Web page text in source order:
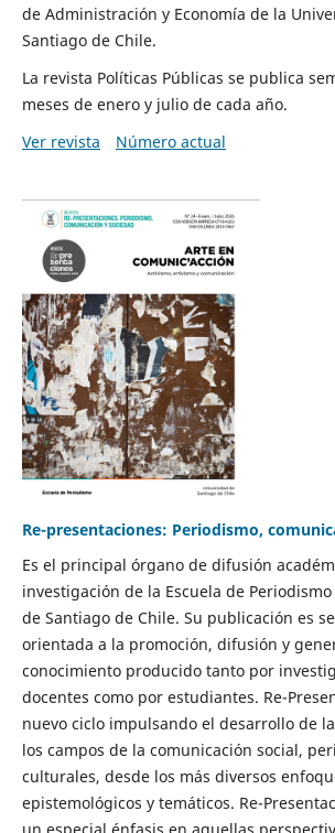
de Administración y Economía de la
Santiago de Chile.
La revista Políticas Públicas se publica
meses de enero y julio de cada año.
Ver revista
Número actual
Re-presentaciones: Periodismo,
Es el principal órgano de difusión
investigación de la Escuela de
de Santiago de Chile. Su publicación es
orientada a la promoción, difusión y
conocimiento producido tanto por
docentes como por estudiantes. Re-
nuevo ciclo impulsando el desarrollo de
los campos de la comunicación social,
culturales, desde los más diversos
epistemológicos y temáticos. Re-
un especial énfasis en aquellas